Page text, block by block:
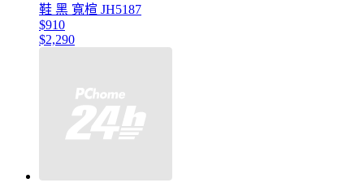
鞋 黑 寬楦 JH5187
$910
$2,290